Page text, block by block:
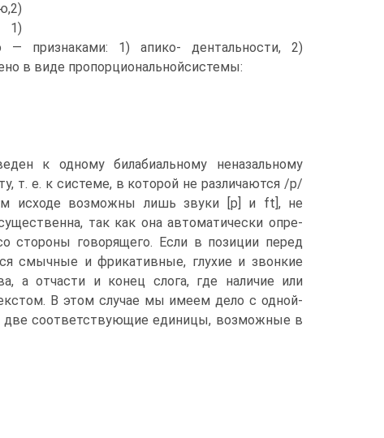
1)
— признаками: 1) апико- дентальности, 2)
в виде пропорциональнойсистемы:
к одному билабиальному неназальному
т. е. к системе, в которой не различаются /р/
исходе возможны лишь звуки [р] и ft], не
так как она автоматически опре­
стороны говорящего. Если в позиции перед
смычные и фрикативные, глухие и звонкие
а отчасти и конец слога, где наличие или
В этом случае мы имеем дело с одной-
две соответствующие единицы, возможные в